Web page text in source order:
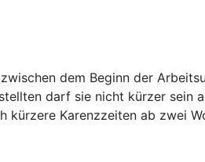
dem Beginn der
darf sie nicht kürzer
kürzere Karenzzeiten ab zwei